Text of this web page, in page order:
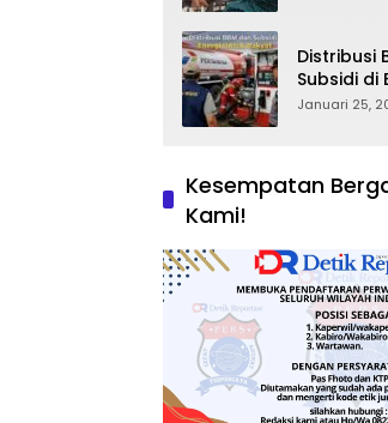
Distribusi
Subsidi di
Publik:
Januari 25,
Kesempatan
Kami!